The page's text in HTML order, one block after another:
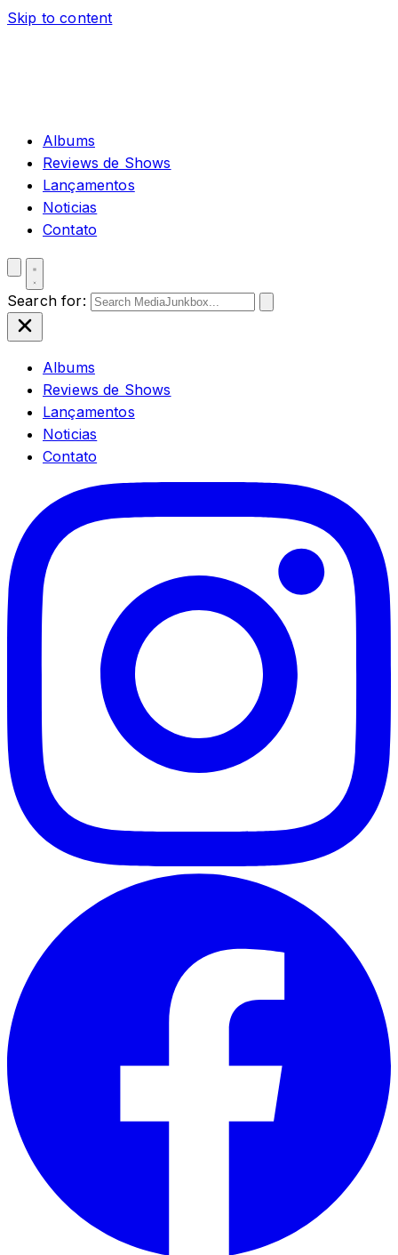
Skip to content
Albums
Reviews de Shows
Lançamentos
Noticias
Contato
Search for:
Albums
Reviews de Shows
Lançamentos
Noticias
Contato